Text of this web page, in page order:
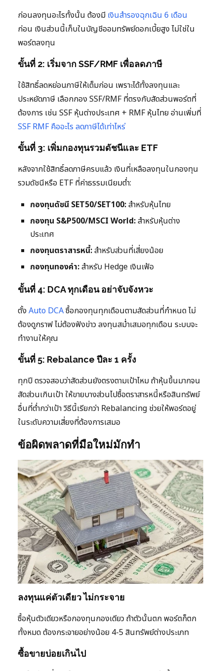
ก่อนลงทุนอะไรทั้งนั้น ต้องมี เงินสำรองฉุกเฉิน 6 เดือน
ก่อน เงินส่วนนี้เก็บในบัญชีออมทรัพย์ดอกเบี้ยสูง ไม่ใช่ใน
พอร์ตลงทุน
ขั้นที่ 2: เริ่มจาก SSF/RMF เพื่อลดภาษี
ใช้สิทธิ์ลดหย่อนภาษีให้เต็มก่อน เพราะได้ทั้งลงทุนและ
ประหยัดภาษี เลือกกอง SSF/RMF ที่ตรงกับสัดส่วนพอร์ตที่
ต้องการ เช่น SSF หุ้นต่างประเทศ + RMF หุ้นไทย อ่านเพิ่มที่
SSF RMF คืออะไร ลดภาษีได้เท่าไหร่
ขั้นที่ 3: เพิ่มกองทุนรวมดัชนีและ ETF
หลังจากใช้สิทธิ์ลดภาษีครบแล้ว เงินที่เหลือลงทุนในกองทุน
รวมดัชนีหรือ ETF ที่ค่าธรรมเนียมต่ำ:
กองทุนดัชนี SET50/SET100:สำหรับหุ้นไทย
กองทุน S&P500/MSCI World:สำหรับหุ้นต่าง
ประเทศ
กองทุนตราสารหนี้:สำหรับส่วนที่เสี่ยงน้อย
กองทุนทองคำ:สำหรับ Hedge เงินเฟ้อ
ขั้นที่ 4: DCA ทุกเดือน อย่าจับจังหวะ
ตั้ง Auto DCAซื้อกองทุนทุกเดือนตามสัดส่วนที่กำหนด ไม่
ต้องดูกราฟ ไม่ต้องฟังข่าว ลงทุนสม่ำเสมอทุกเดือน ระบบจะ
ทำงานให้คุณ
ขั้นที่ 5: Rebalance ปีละ 1 ครั้ง
ทุกปี ตรวจสอบว่าสัดส่วนยังตรงตามเป้าไหม ถ้าหุ้นขึ้นมากจน
สัดส่วนเกินเป้า ให้ขายบางส่วนไปซื้อตราสารหนี้หรือสินทรัพย์
อื่นที่ต่ำกว่าเป้า วิธีนี้เรียกว่า Rebalancing ช่วยให้พอร์ตอยู่
ในระดับความเสี่ยงที่ต้องการเสมอ
ข้อผิดพลาดที่มือใหม่มักทำ
ลงทุนแค่ตัวเดียว ไม่กระจาย
ซื้อหุ้นตัวเดียวหรือกองทุนกองเดียว ถ้าตัวนั้นตก พอร์ตก็ตก
ทั้งหมด ต้องกระจายอย่างน้อย 4-5 สินทรัพย์ต่างประเภท
ซื้อขายบ่อยเกินไป